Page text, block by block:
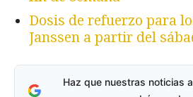
Dosis de refuerzo para
Janssen a partir del
Haz que nuestras noticias